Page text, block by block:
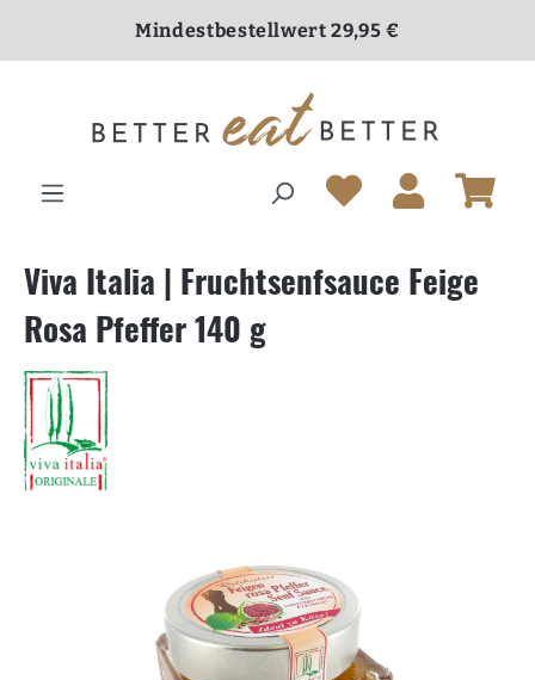
Mindestbestellwert 29,95 €
Versandkostenfrei ab 70,00 €
Viva Italia | Fruchtsenfsauce Feige
Rosa Pfeffer 140 g